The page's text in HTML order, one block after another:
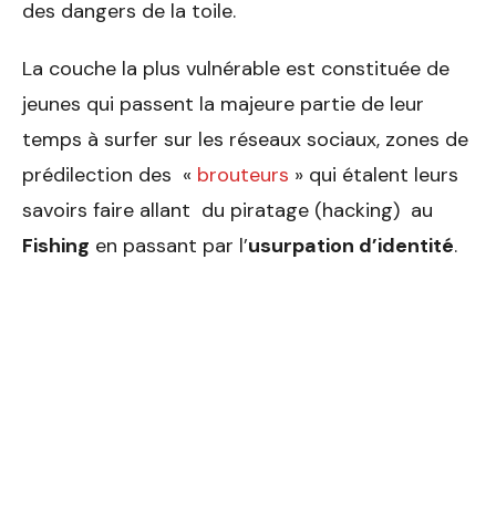
des dangers de la toile.
La couche la plus vulnérable est constituée de
jeunes qui passent la majeure partie de leur
temps à surfer sur les réseaux sociaux, zones de
prédilection des « brouteurs » qui étalent leurs
savoirs faire allant du piratage (hacking) au
Fishing en passant par l’usurpation d’identité.